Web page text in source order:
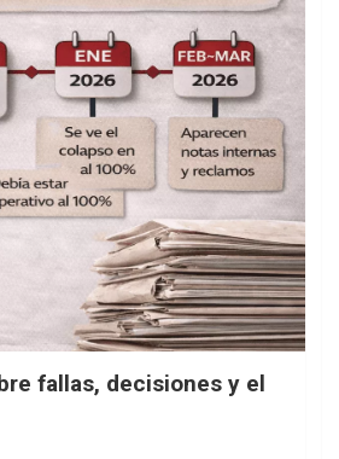
fallas, decisiones y el